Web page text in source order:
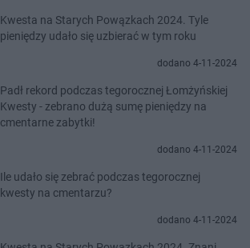
Kwesta na Starych Powązkach 2024. Tyle
pieniędzy udało się uzbierać w tym roku
dodano 4-11-2024
Padł rekord podczas tegorocznej Łomżyńskiej
Kwesty - zebrano dużą sumę pieniędzy na
cmentarne zabytki!
dodano 4-11-2024
Ile udało się zebrać podczas tegorocznej
kwesty na cmentarzu?
dodano 4-11-2024